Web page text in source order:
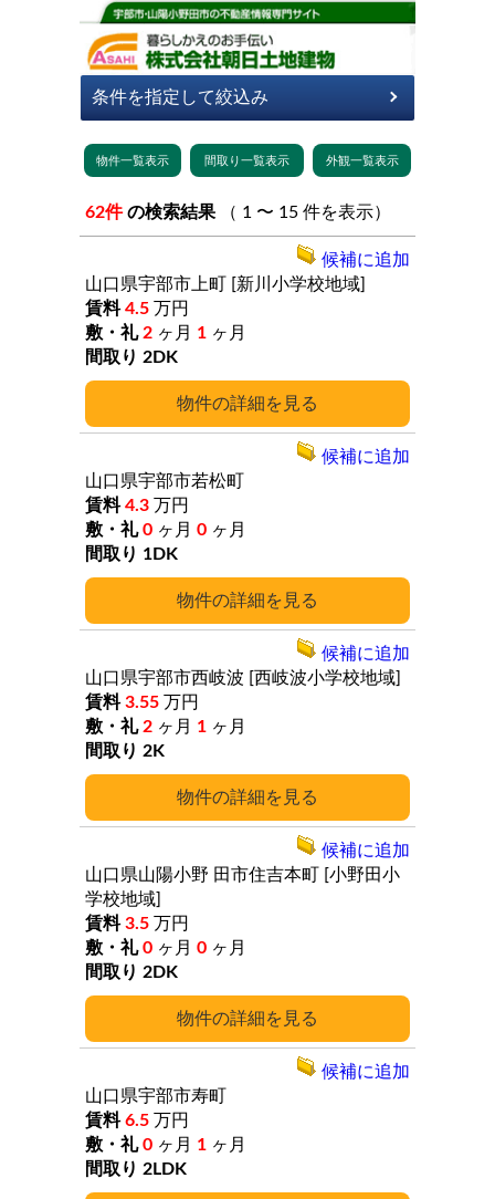
62件 の検索結果 （ 1 〜 15 件を表示）
詳細
山口県宇部市上町
[新川小学校地域]
4.5 万円
2 ヶ月 1 ヶ月
2DK
候補に追加
詳細
山口県宇部市若松町
4.3 万円
0 ヶ月 0 ヶ月
1DK
候補に追加
詳細
山口県宇部市西岐波 [西岐波小学校地域]
3.55 万円
2 ヶ月 1 ヶ月
2K
候補に追加
詳細
山口県山陽小野 田市住吉本町
[小野田小
学校地域]
3.5 万円
0 ヶ月 0 ヶ月
2DK
候補に追加
山口県宇部市寿町
6.5 万円
0 ヶ月 1 ヶ月
2LDK
候補に追加